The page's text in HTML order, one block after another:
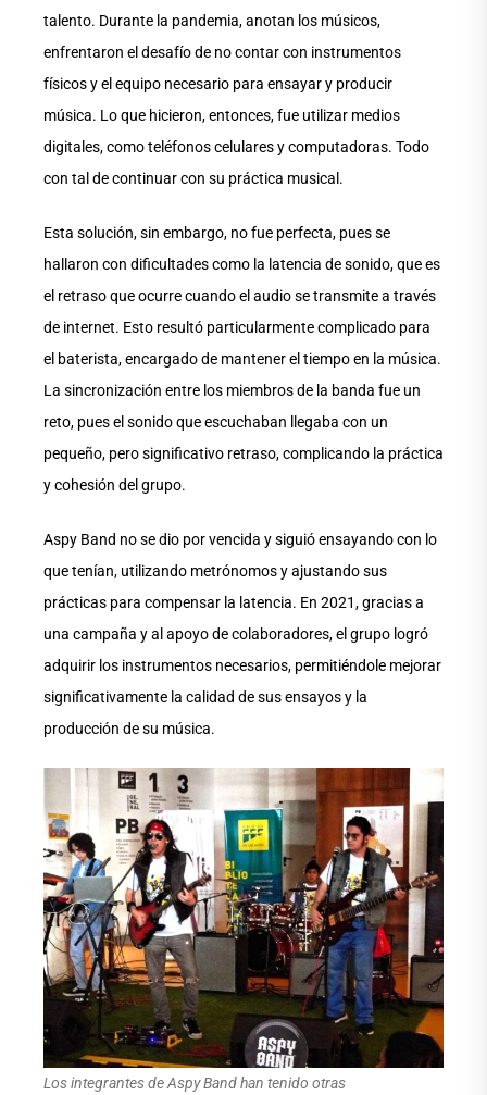
talento. Durante la pandemia, anotan los músicos,
enfrentaron el desafío de no contar con instrumentos
físicos y el equipo necesario para ensayar y producir
música. Lo que hicieron, entonces, fue utilizar medios
digitales, como teléfonos celulares y computadoras. Todo
con tal de continuar con su práctica musical.
Esta solución, sin embargo, no fue perfecta, pues se
hallaron con dificultades como la latencia de sonido, que es
el retraso que ocurre cuando el audio se transmite a través
de internet. Esto resultó particularmente complicado para
el baterista, encargado de mantener el tiempo en la música.
La sincronización entre los miembros de la banda fue un
reto, pues el sonido que escuchaban llegaba con un
pequeño, pero significativo retraso, complicando la práctica
y cohesión del grupo.
Aspy Band no se dio por vencida y siguió ensayando con lo
que tenían, utilizando metrónomos y ajustando sus
prácticas para compensar la latencia. En 2021, gracias a
una campaña y al apoyo de colaboradores, el grupo logró
adquirir los instrumentos necesarios, permitiéndole mejorar
significativamente la calidad de sus ensayos y la
producción de su música.
Los integrantes de Aspy Band han tenido otras